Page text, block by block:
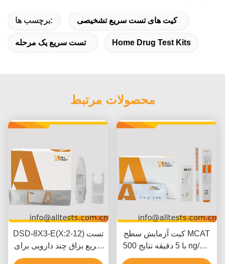
برچسب ها: کیت های تست سریع تشخیصی
تست سریع یک مرحله Home Drug Test Kits
محصولات مرتبط
DSD-8X3-E(X:2-12) تست
سریع بزاق چند دارویی برای
استفاده حرفه ای
کیت آزمایش سطح MCAT
با 5 دقیقه نتایج 500 ng/mL
قطع و تفسیر بصری آسان